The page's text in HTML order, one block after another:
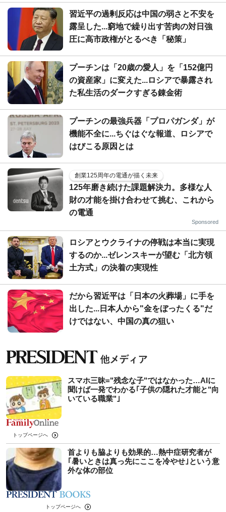
習近平の過剰反応は中国の弱さと不安を
露呈した...窮地で繰り出す苦肉の対日強
圧に高市政権がとるべき「秘策」
プーチンは「20歳の愛人」を「152億円
の資産家」に変えた...ロシアで暴露され
た私生活のダークすぎる錬金術
プーチンの最強兵器「プロパガンダ」が
機能不全に...ちぐはぐな報道、ロシアで
はびこる原因とは
創業125周年の電通が描く未来
125年磨き続けた課題解決力。多様な人
財の才能を掛け合わせて挑む、これから
の電通
Sponsored
ロシアとウクライナの停戦は本当に実現
するのか...ゼレンスキーが望む「北方領
土方式」の決着の実現性
だから習近平は「日本の火葬場」に手を
出した...日本人から"金をぼったくる"だ
けではない、中国の真の狙い
スマホ三昧="残念な子"ではなかった…AIに
聞けば一発でわかる｢子供の隠れた才能と"向
いている職業"｣
トップページへ
首よりも脇よりも効果的…熱中症研究者が
｢暑いときは真っ先にここを冷やせ｣という意
外な体の部位
トップページへ